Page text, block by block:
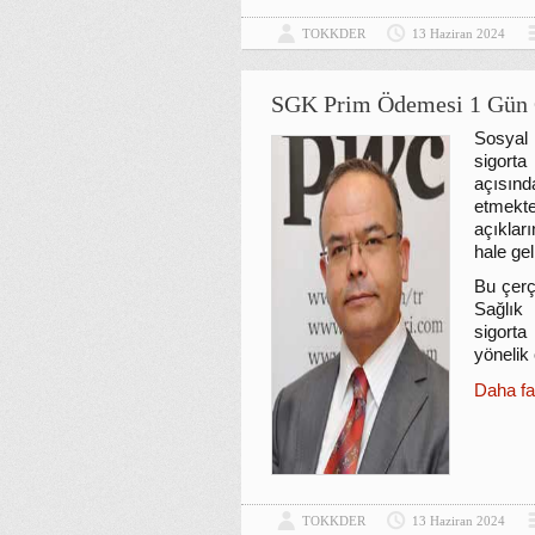
TOKKDER 13 Haziran 2024
SGK Prim Ödemesi 1
sigorta
hale
Bu
yönelik
Daha
TOKKDER 13 Haziran 2024